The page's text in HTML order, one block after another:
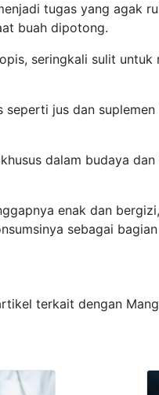
tugas yang agak
buah dipotong.
seringkali sulit
seperti jus dan
dalam budaya
enak dan
sebagai
terkait dengan